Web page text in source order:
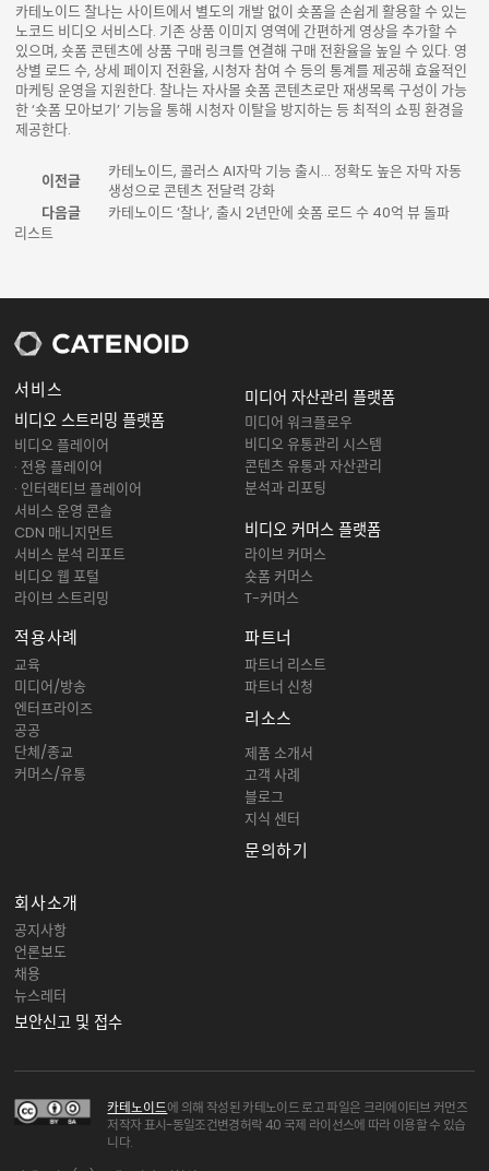
카테노이드 찰나는 사이트에서 별도의 개발 없이 숏폼을 손쉽게 활용할 수 있는
노코드 비디오 서비스다. 기존 상품 이미지 영역에 간편하게 영상을 추가할 수
있으며, 숏폼 콘텐츠에 상품 구매 링크를 연결해 구매 전환율을 높일 수 있다. 영
상별 로드 수, 상세 페이지 전환율, 시청자 참여 수 등의 통계를 제공해 효율적인
마케팅 운영을 지원한다. 찰나는 자사몰 숏폼 콘텐츠로만 재생목록 구성이 가능
한 ‘숏폼 모아보기’ 기능을 통해 시청자 이탈을 방지하는 등 최적의 쇼핑 환경을
제공한다.
이전글
카테노이드, 콜러스 AI자막 기능 출시... 정확도 높은 자막 자동
생성으로 콘텐츠 전달력 강화
다음글
카테노이드 ‘찰나’, 출시 2년만에 숏폼 로드 수 40억 뷰 돌파
리스트
서비스
비디오 스트리밍 플랫폼
비디오 플레이어
· 전용 플레이어
· 인터랙티브 플레이어
서비스 운영 콘솔
CDN 매니지먼트
서비스 분석 리포트
비디오 웹 포털
라이브 스트리밍
미디어 자산관리 플랫폼
미디어 워크플로우
비디오 유통관리 시스템
콘텐츠 유통과 자산관리
분석과 리포팅
비디오 커머스 플랫폼
라이브 커머스
숏폼 커머스
T-커머스
적용사례
교육
미디어/방송
엔터프라이즈
공공
단체/종교
커머스/유통
파트너
파트너 리스트
파트너 신청
리소스
제품 소개서
고객 사례
블로그
지식 센터
문의하기
회사소개
공지사항
언론보도
채용
뉴스레터
보안신고 및 접수
카테노이드에 의해 작성된 카테노이드 로고 파일은 크리에이티브 커먼즈
저작자 표시-동일조건변경허락 4.0 국제 라이선스에 따라 이용할 수 있습
니다.